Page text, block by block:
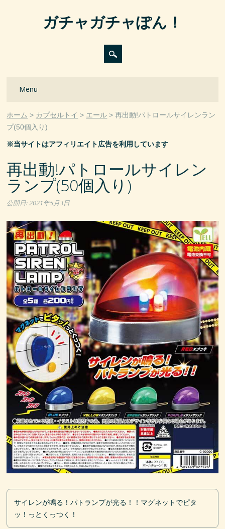
ガチャガチャぽん！
Main menu
Menu
ホーム カプセルトイ エール
再出動!パトロールサイレンラン
プ(50個入り)
※当サイトはアフィリエイト広告を利用しています
再出動!パトロールサイレン
ランプ(50個入り)
公開日:2021年5月3日
サイレンが鳴る！パトランプが光る！！マグネットでピタ
ッ！っとくっつく！